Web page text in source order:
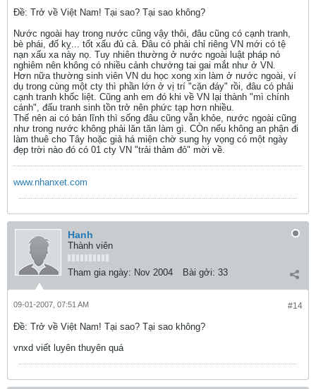
Ðề: Trở về Việt Nam! Tại sao? Tại sao không?
Nước ngoài hay trong nước cũng vậy thôi, đâu cũng có cạnh tranh,
bè phái, đố kỵ... tốt xấu đủ cả. Đâu có phải chỉ riêng VN mới có tệ
nạn xấu xa này nọ. Tuy nhiên thường ở nước ngoài luật pháp nó
nghiêm nên không có nhiều cảnh chướng tai gai mắt như ở VN.
Hơn nữa thường sinh viên VN du học xong xin làm ở nước ngoài, ví
dụ trong cùng một cty thì phần lớn ở vị trí "cặn đáy" rồi, đâu có phải
cạnh tranh khốc liệt. Cũng anh em đó khi về VN lại thành "mì chính
cánh", đấu tranh sinh tồn trở nên phức tạp hơn nhiều.
Thế nên ai có bản lĩnh thì sống đâu cũng vẫn khỏe, nước ngoài cũng
như trong nước không phải lăn tăn làm gì. CÒn nếu không an phận đi
làm thuê cho Tây hoặc giả há miện chờ sung hy vọng có một ngày
đẹp trời nào đó có 01 cty VN "trải thảm đỏ" mời về.
www.nhanxet.com
Hanh
Thành viên
Tham gia ngày: Nov 2004 Bài gởi: 33
#14
09-01-2007, 07:51 AM
Ðề: Trở về Việt Nam! Tại sao? Tại sao không?
vnxd viết luyên thuyên quá